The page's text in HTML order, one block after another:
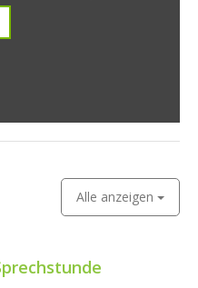
Alle anzeigen